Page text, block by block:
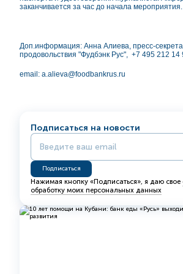
заканчивается за час до начала мероприятия.
Доп.информация: Анна Алиева, пресс-
продовольствия "Фудбэнк Рус", +7 495 212 14
email: a.alieva@foodbankrus.ru
Подписаться на новости
Нажимая кнопку «Подписаться», я даю свое
обработку моих персональных данных